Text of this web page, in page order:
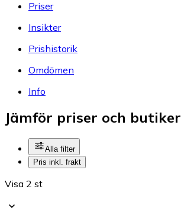
Priser
Insikter
Prishistorik
Omdömen
Info
Jämför priser och butiker
Alla filter
Pris inkl. frakt
Visa 2 st